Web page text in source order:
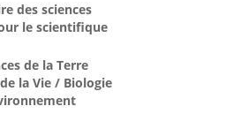
des sciences
le scientifique
de la Terre
la Vie / Biologie